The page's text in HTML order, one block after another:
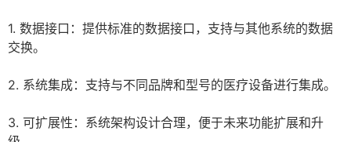
1. 数据接口：提供标准的数据接口，支持与其他系统的数据
交换。
2. 系统集成：支持与不同品牌和型号的医疗设备进行集成。
3. 可扩展性：系统架构设计合理，便于未来功能扩展和升